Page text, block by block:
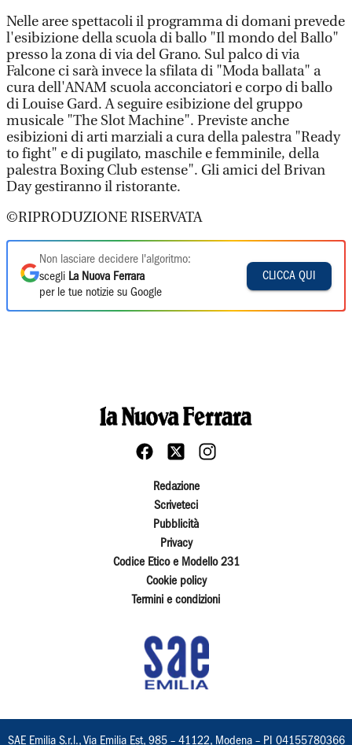
Nelle aree spettacoli il programma di domani prevede
l'esibizione della scuola di ballo "Il mondo del Ballo"
presso la zona di via del Grano. Sul palco di via
Falcone ci sarà invece la sfilata di "Moda ballata" a
cura dell'ANAM scuola acconciatori e corpo di ballo
di Louise Gard. A seguire esibizione del gruppo
musicale "The Slot Machine". Previste anche
esibizioni di arti marziali a cura della palestra "Ready
to fight" e di pugilato, maschile e femminile, della
palestra Boxing Club estense". Gli amici del Brivan
Day gestiranno il ristorante.
©RIPRODUZIONE RISERVATA
Non lasciare decidere l'algoritmo:
scegli La Nuova Ferrara
per le tue notizie su Google
CLICCA QUI
Redazione
Scriveteci
Pubblicità
Privacy
Codice Etico e Modello 231
Cookie policy
Termini e condizioni
SAE Emilia S.r.l., Via Emilia Est, 985 – 41122, Modena – PI 04155780366